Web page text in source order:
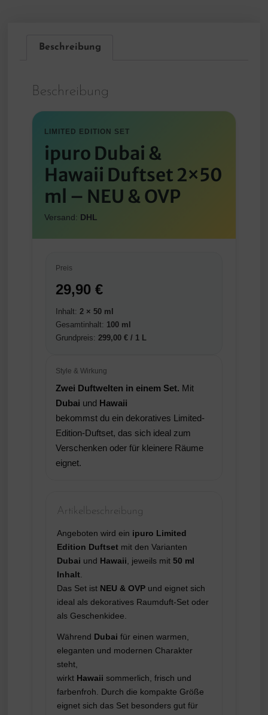
Beschreibung
Beschreibung
LIMITED EDITION SET
ipuro Dubai &
Hawaii Duftset 2×50
ml – NEU & OVP
Versand: DHL
Preis
29,90 €
Inhalt:2 × 50 ml
Gesamtinhalt: 100 ml
Grundpreis:299,00 € / 1 L
Style & Wirkung
Zwei Duftwelten in einem Set. Mit
Dubai und Hawaii
bekommst du ein dekoratives Limited-
Edition-Duftset, das sich ideal zum
Verschenken oder für kleinere Räume
eignet.
Artikelbeschreibung
Angeboten wird ein ipuro Limited
Edition Duftset mit den Varianten
Dubai und Hawaii , jeweils mit50 ml
Inhalt
Das Set ist NEU & OVP und eignet sich
ideal als dekoratives Raumduft-Set oder
als Geschenkidee.
Während Dubai für einen warmen,
eleganten und modernen Charakter
steht,
wirkt Hawaii sommerlich, frisch und
farbenfroh. Durch die kompakte Größe
eignet sich das Set besonders gut für